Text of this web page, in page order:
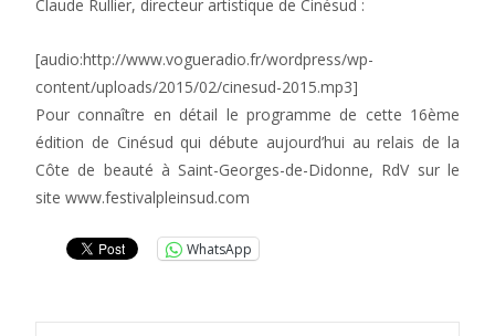
Claude Rullier, directeur artistique de Cinésud :
[audio:http://www.vogueradio.fr/wordpress/wp-
content/uploads/2015/02/cinesud-2015.mp3]
Pour connaître en détail le programme de cette 16ème
édition de Cinésud qui débute aujourd’hui au relais de la
Côte de beauté à Saint-Georges-de-Didonne, RdV sur le
site www.festivalpleinsud.com
WhatsApp